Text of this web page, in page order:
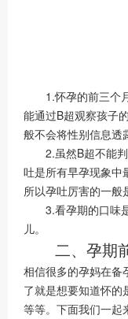
1.怀孕的前三个
能通过B超观察孩子
般不会将性别信息透
2.虽然B超不能判
吐是所有早孕现象中
所以孕吐厉害的一般
3.看孕期的口味是
儿。
二、孕期前
相信很多的孕妈在备
了就是想要知道怀
等等。下面我们一起